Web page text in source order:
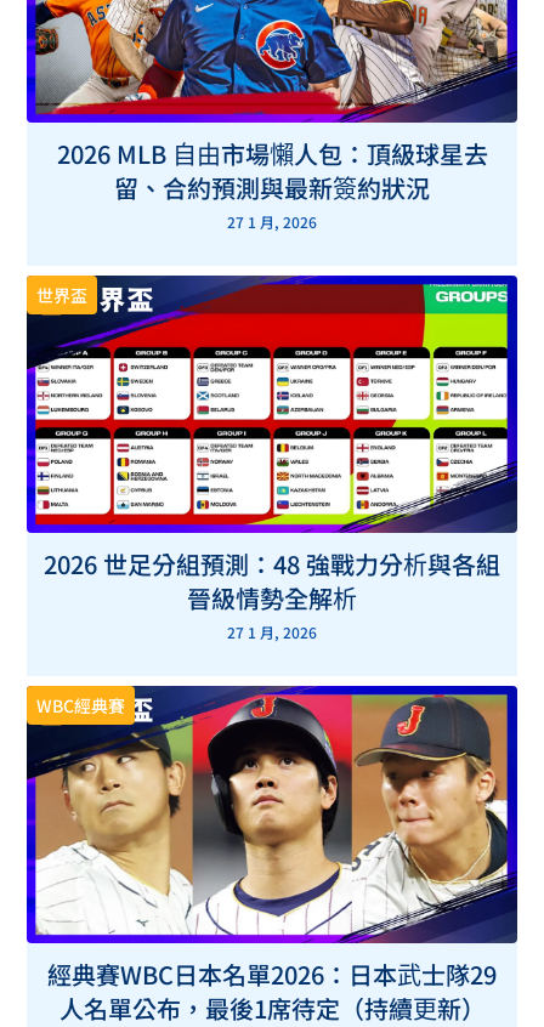
2026 MLB 自由市場懶人包：頂級球星去
留、合約預測與最新簽約狀況
27 1 月, 2026
世界盃
2026 世足分組預測：48 強戰力分析與各組
晉級情勢全解析
27 1 月, 2026
WBC經典賽
經典賽WBC日本名單2026：日本武士隊29
人名單公布，最後1席待定（持續更新）